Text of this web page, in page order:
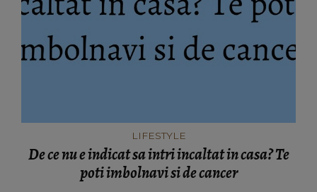
LIFESTYLE
De ce nu e indicat sa intri incaltat in casa? Te
poti imbolnavi si de cancer